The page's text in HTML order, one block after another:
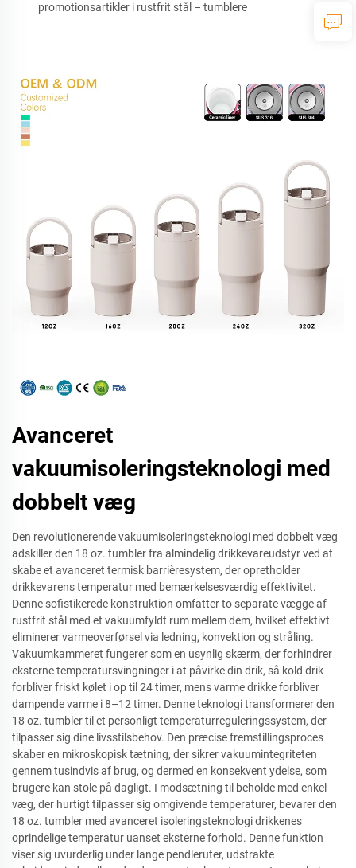
promotionsartikler i rustfrit stål – tumblere
Avanceret
vakuumisoleringsteknologi med
dobbelt væg
Den revolutionerende vakuumisoleringsteknologi med dobbelt væg
adskiller den 18 oz. tumbler fra almindelig drikkevareudstyr ved at
skabe et avanceret termisk barrièresystem, der opretholder
drikkevarens temperatur med bemærkelsesværdig effektivitet.
Denne sofistikerede konstruktion omfatter to separate vægge af
rustfrit stål med et vakuumfyldt rum mellem dem, hvilket effektivt
eliminerer varmeoverførsel via ledning, konvektion og stråling.
Vakuumkammeret fungerer som en usynlig skærm, der forhindrer
eksterne temperatursvingninger i at påvirke din drik, så kold drik
forbliver friskt kølet i op til 24 timer, mens varme drikke forbliver
dampende varme i 8–12 timer. Denne teknologi transformerer den
18 oz. tumbler til et personligt temperaturreguleringssystem, der
tilpasser sig dine livsstilsbehov. Den præcise fremstillingsproces
skaber en mikroskopisk tætning, der sikrer vakuumintegriteten
gennem tusindvis af brug, og dermed en konsekvent ydelse, som
brugere kan stole på dagligt. I modsætning til beholde med enkel
væg, der hurtigt tilpasser sig omgivende temperaturer, bevarer den
18 oz. tumbler med avanceret isoleringsteknologi drikkenes
oprindelige temperatur uanset eksterne forhold. Denne funktion
viser sig uvurderlig under lange pendleruter, udstrakte